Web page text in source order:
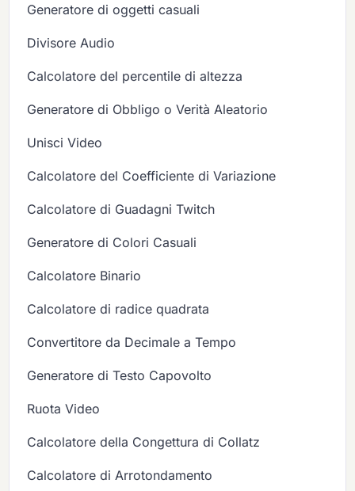
Generatore di oggetti casuali
Divisore Audio
Calcolatore del percentile di altezza
Generatore di Obbligo o Verità Aleatorio
Unisci Video
Calcolatore del Coefficiente di Variazione
Calcolatore di Guadagni Twitch
Generatore di Colori Casuali
Calcolatore Binario
Calcolatore di radice quadrata
Convertitore da Decimale a Tempo
Generatore di Testo Capovolto
Ruota Video
Calcolatore della Congettura di Collatz
Calcolatore di Arrotondamento